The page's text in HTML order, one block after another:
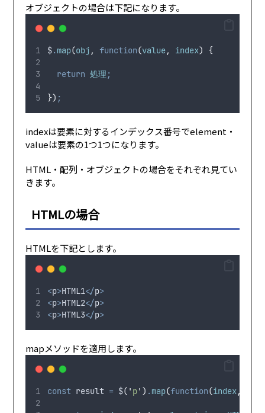
オブジェクトの場合は下記になります。
$.map(obj , function(value, index) {
return 処理 ;
}) ;
indexは要素に対するインデックス番号でelement・
valueは要素の1つ1つになります。
HTML・配列・オブジェクトの場合をそれぞれ見てい
きます。
HTMLの場合
HTMLを下記とします。
<p>HTML1</p>
<p>HTML2</p>
<p>HTML3</p>
mapメソッドを適用します。
const result = $( ' p' ) .map(function(index,